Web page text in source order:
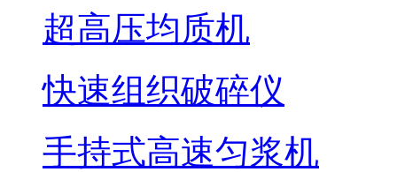
超高压均质机
快速组织破碎仪
手持式高速匀浆机